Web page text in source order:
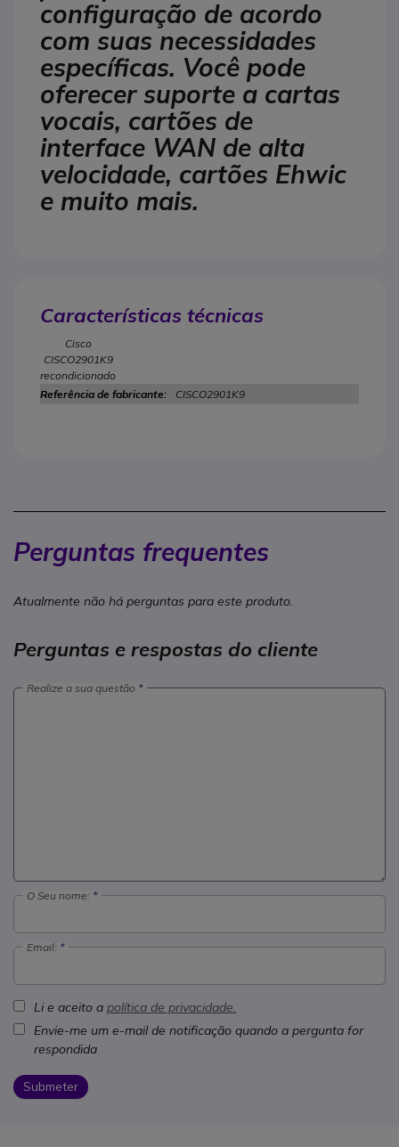
configuração de acordo
com suas necessidades
específicas. Você pode
oferecer suporte a cartas
vocais, cartões de
interface WAN de alta
velocidade, cartões Ehwic
e muito mais.
Características técnicas
Cisco
CISCO2901K9
recondicionado
CISCO2901K9
Perguntas frequentes
Atualmente não há perguntas para este produto.
Perguntas e respostas do cliente
Realize a sua questão
O Seu nome:
Email:
Li e aceito a política de privacidade.
Envie-me um e-mail de notificação quando a pergunta for
respondida
Submeter